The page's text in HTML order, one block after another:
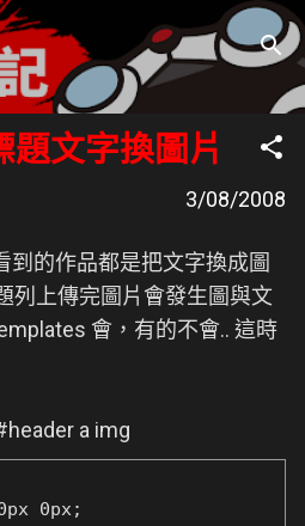
主要內容
題文字換圖片
3/08/2008
到的作品都是把文字換成圖
列上傳完圖片會發生圖與文
會，有的不會.. 這時
a img
0px;